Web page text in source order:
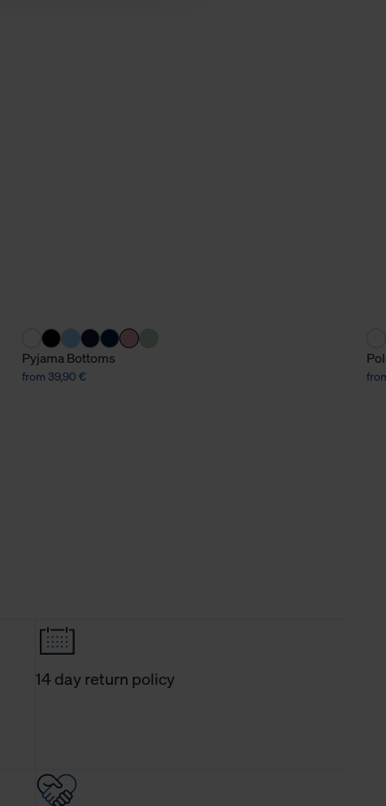
Pyjama Bottoms
from 39,90 €
14 day return policy